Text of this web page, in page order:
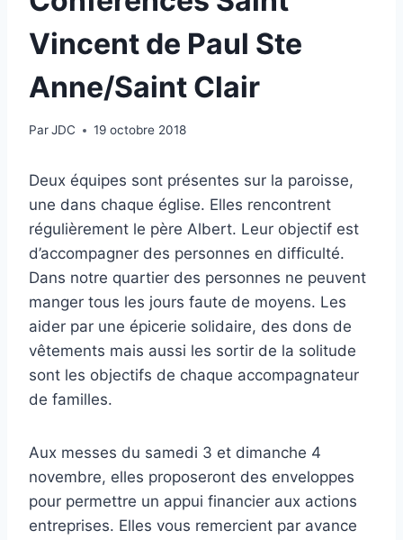
Vincent de Paul Ste
Anne/Saint Clair
ParJDC 19 octobre 2018
Deux équipes sont présentes sur la paroisse,
une dans chaque église. Elles rencontrent
régulièrement le père Albert. Leur objectif est
d’accompagner des personnes en difficulté.
Dans notre quartier des personnes ne peuvent
manger tous les jours faute de moyens. Les
aider par une épicerie solidaire, des dons de
vêtements mais aussi les sortir de la solitude
sont les objectifs de chaque accompagnateur
de familles.
Aux messes du samedi 3 et dimanche 4
novembre, elles proposeront des enveloppes
pour permettre un appui financier aux actions
entreprises. Elles vous remercient par avance